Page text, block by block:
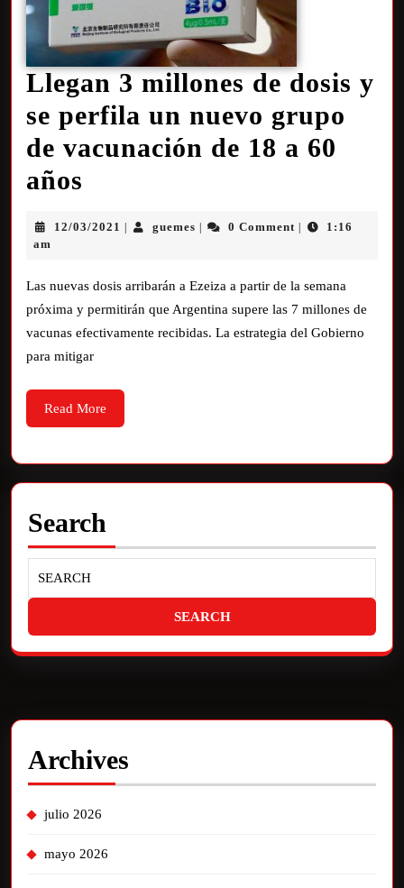
Llegan 3 millones de dosis y
se perfila un nuevo grupo
de vacunación de 18 a 60
años
12/03/2021 guemes 0 Comment
1:16
am
Las nuevas dosis arribarán a Ezeiza a partir de la semana
próxima y permitirán que Argentina supere las 7 millones de
vacunas efectivamente recibidas. La estrategia del Gobierno
para mitigar
Read More
Search
Archives
julio 2026
mayo 2026